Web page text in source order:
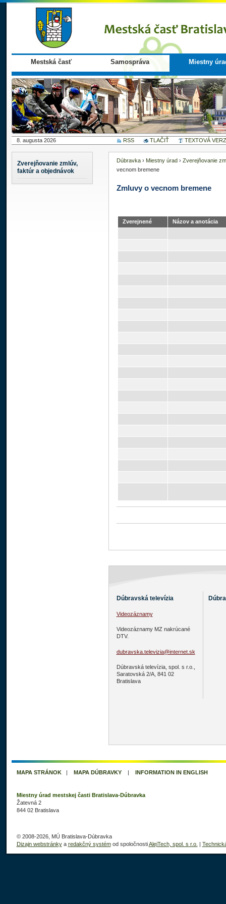
Mestská časť Samospráva Miestny
8. augusta 2026 RSS TLAČIŤ TEXTOVÁ
Zverejňovanie zmlúv,
faktúr a objednávok
Dúbravka› Miestny úrad› Zverejňovanie
vecnom bremene
Zmluvy o vecnom bremene
Zverejnené Názov a anotácia
Dúbravská televízia
Videozáznamy
Videozáznamy MZ nakrúcané
DTV.
dubravska.televizia@internet.sk
Dúbravská televízia, spol. s r.o.,
Saratovská 2/A, 841 02
Bratislava
MAPA STRÁNOK| MAPA DÚBRAVKY| INFORMATION IN ENGLISH
Miestny úrad mestskej časti Bratislava-Dúbravka
Žatevná 2
844 02 Bratislava
© 2008-2026, MÚ Bratislava-Dúbravka
Dizajn webstránkya redakčný systémod spoločnostiAlejTech, spol. s r.o. |